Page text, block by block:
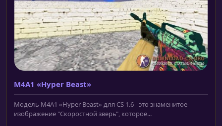
M4A1 «Hyper Beast»
Модель M4A1 «Hyper Beast» для CS 1.6 - это знаменитое
изображение "Скоростной зверь", которое...